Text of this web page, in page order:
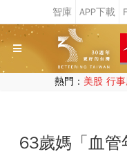
熱門： 美股 行
63歲媽「血